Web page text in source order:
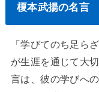
榎本武揚の名言
「学びてのち足ら
が生涯を通じて大
言は、彼の学びへ